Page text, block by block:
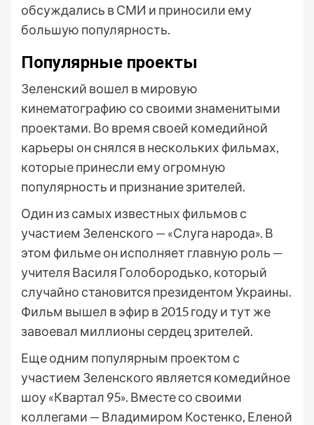
обсуждались в СМИ и приносили ему
большую популярность.
Популярные проекты
Зеленский вошел в мировую
кинематографию со своими знаменитыми
проектами. Во время своей комедийной
карьеры он снялся в нескольких фильмах,
которые принесли ему огромную
популярность и признание зрителей.
Один из самых известных фильмов с
участием Зеленского — «Слуга народа». В
этом фильме он исполняет главную роль —
учителя Василя Голобородько, который
случайно становится президентом Украины.
Фильм вышел в эфир в 2015 году и тут же
завоевал миллионы сердец зрителей.
Еще одним популярным проектом с
участием Зеленского является комедийное
шоу «Квартал 95». Вместе со своими
коллегами — Владимиром Костенко, Еленой